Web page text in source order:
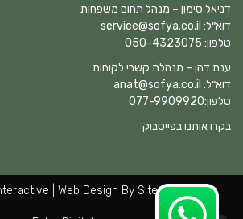
דניאל סימון – מנהל תחום משפחות
דוא״ל: service@sofya.co.il
טלפון: 050-4323075
ענת דהן – מנהלת קשרי לקוחות
דוא״ל: anat@sofya.co.il
טלפון:077-9909920
בקרו אותנו בפייסבוק
| Web Design By Siteos | SEO By